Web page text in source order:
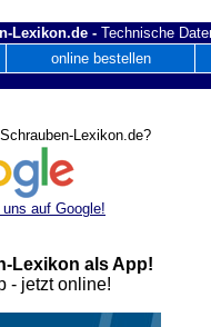
Lexikon.de - Technische
online bestellen
Lexikon.de?
auf Google!
Lexikon als App!
- jetzt online!